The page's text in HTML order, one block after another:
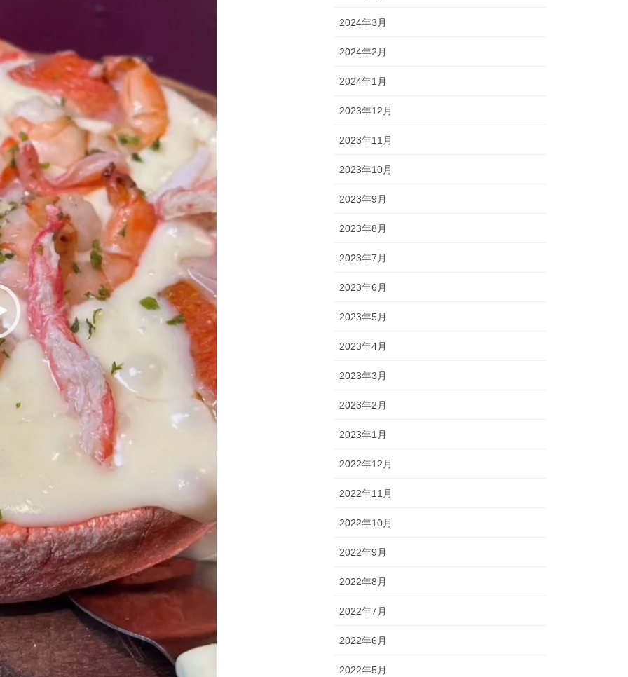
2024年3月
2024年2月
2024年1月
2023年12月
2023年11月
2023年10月
2023年9月
2023年8月
2023年7月
2023年6月
2023年5月
2023年4月
2023年3月
2023年2月
2023年1月
2022年12月
2022年11月
2022年10月
2022年9月
2022年8月
2022年7月
2022年6月
2022年5月